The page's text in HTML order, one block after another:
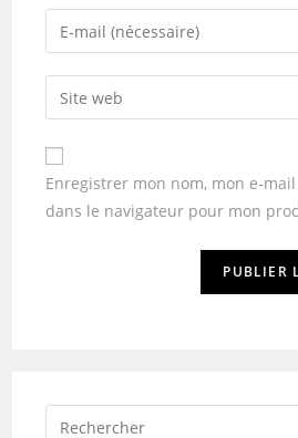
Enregistrer mon nom, mon e-
dans le navigateur pour mon